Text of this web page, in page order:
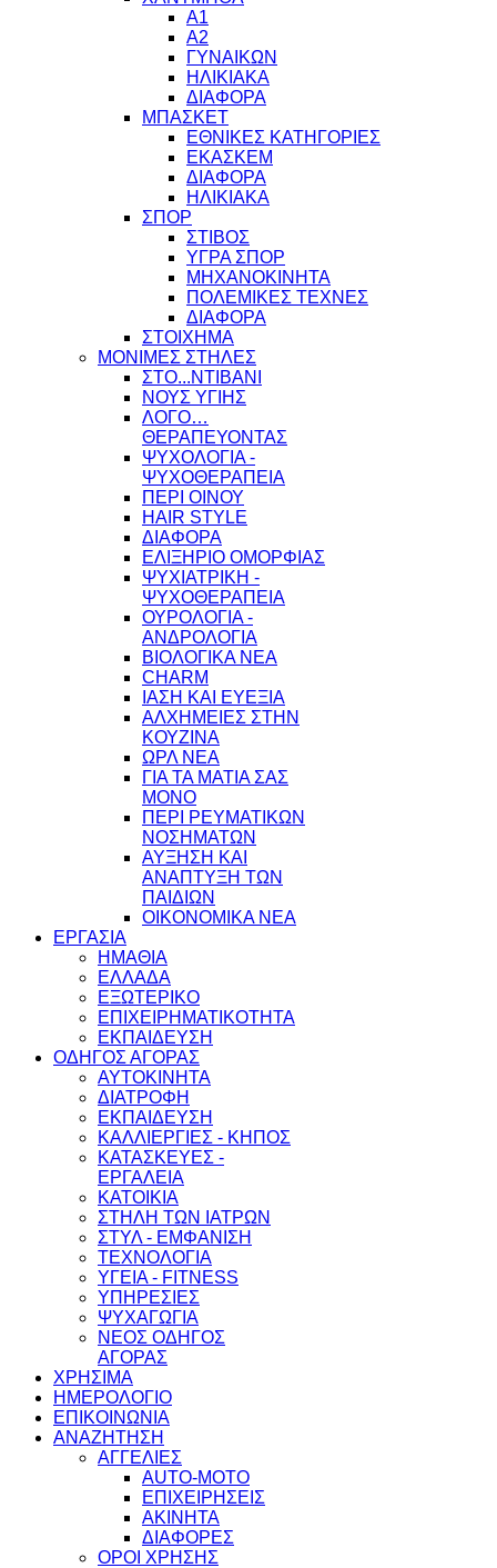
Α1
Α2
ΓΥΝΑΙΚΩΝ
ΗΛΙΚΙΑΚΑ
ΔΙΑΦΟΡΑ
ΜΠΑΣΚΕΤ
ΕΘΝΙΚΕΣ ΚΑΤΗΓΟΡΙΕΣ
ΕΚΑΣΚΕΜ
ΔΙΑΦΟΡΑ
ΗΛΙΚΙΑΚΑ
ΣΠΟΡ
ΣΤΙΒΟΣ
ΥΓΡΑ ΣΠΟΡ
ΜΗΧΑΝΟΚΙΝΗΤΑ
ΠΟΛΕΜΙΚΕΣ ΤΕΧΝΕΣ
ΔΙΑΦΟΡΑ
ΣΤΟΙΧΗΜΑ
ΜΟΝΙΜΕΣ ΣΤΗΛΕΣ
ΣΤΟ...ΝΤΙΒΑΝΙ
ΝΟΥΣ ΥΓΙΗΣ
ΛΟΓΟ…
ΘΕΡΑΠΕΥΟΝΤΑΣ
ΨΥΧΟΛΟΓΙΑ -
ΨΥΧΟΘΕΡΑΠΕΙΑ
ΠΕΡΙ ΟΙΝΟΥ
HAIR STYLE
ΔΙΑΦΟΡΑ
ΕΛΙΞΗΡΙΟ ΟΜΟΡΦΙΑΣ
ΨΥΧΙΑΤΡΙΚΗ -
ΨΥΧΟΘΕΡΑΠΕΙΑ
ΟΥΡΟΛΟΓΙΑ -
ΑΝΔΡΟΛΟΓΙΑ
ΒΙΟΛΟΓΙΚΑ ΝΕΑ
CHARM
ΙΑΣΗ ΚΑΙ ΕΥΕΞΙΑ
ΑΛΧΗΜΕΙΕΣ ΣΤΗΝ
ΚΟΥΖΙΝΑ
ΩΡΛ ΝEA
ΓΙΑ ΤΑ ΜΑΤΙΑ ΣΑΣ
ΜΟΝΟ
ΠΕΡΙ ΡΕΥΜΑΤΙΚΩΝ
ΝΟΣΗΜΑΤΩΝ
ΑΥΞΗΣΗ ΚΑΙ
ΑΝΑΠΤΥΞΗ ΤΩΝ
ΠΑΙΔΙΩΝ
ΟΙΚΟΝΟΜΙΚΑ ΝΕΑ
ΕΡΓΑΣΙΑ
ΗΜΑΘΙΑ
ΕΛΛΑΔΑ
ΕΞΩΤΕΡΙΚΟ
ΕΠΙΧΕΙΡΗΜΑΤΙΚΟΤΗΤΑ
ΕΚΠΑΙΔΕΥΣΗ
ΟΔΗΓΟΣ ΑΓΟΡΑΣ
ΑΥΤΟΚΙΝΗΤΑ
ΔΙΑΤΡΟΦΗ
ΕΚΠΑΙΔΕΥΣΗ
ΚΑΛΛΙΕΡΓΙΕΣ - ΚΗΠΟΣ
ΚΑΤΑΣΚΕΥΕΣ -
ΕΡΓΑΛΕΙΑ
ΚΑΤΟΙΚΙΑ
ΣΤΗΛΗ ΤΩΝ ΙΑΤΡΩΝ
ΣΤΥΛ - ΕΜΦΑΝΙΣΗ
ΤΕΧΝΟΛΟΓΙΑ
ΥΓΕΙΑ - FITNESS
ΥΠΗΡΕΣΙΕΣ
ΨΥΧΑΓΩΓΙΑ
ΝΕΟΣ ΟΔΗΓΟΣ
ΑΓΟΡΑΣ
ΧΡΗΣΙΜΑ
ΗΜΕΡΟΛΟΓΙΟ
ΕΠΙΚΟΙΝΩΝΙΑ
ΑΝΑΖΗΤΗΣΗ
ΑΓΓΕΛΙΕΣ
AUTO-MOTO
ΕΠΙΧΕΙΡΗΣΕΙΣ
ΑΚΙΝΗΤΑ
ΔΙΑΦΟΡΕΣ
ΟΡΟΙ ΧΡΗΣΗΣ